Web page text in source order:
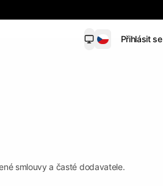
Přihlásit se
Dostávejte upozornění na shody
smlouvy a časté dodavatele.